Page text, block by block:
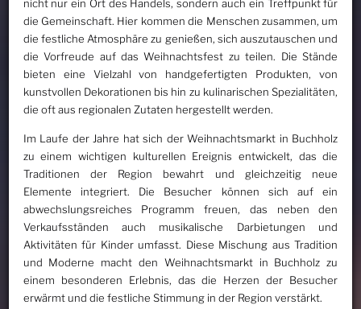
nicht nur ein Ort des Handels, sondern auch ein Treffpunkt für
die Gemeinschaft. Hier kommen die Menschen zusammen, um
die festliche Atmosphäre zu genießen, sich auszutauschen und
die Vorfreude auf das Weihnachtsfest zu teilen. Die Stände
bieten eine Vielzahl von handgefertigten Produkten, von
kunstvollen Dekorationen bis hin zu kulinarischen Spezialitäten,
die oft aus regionalen Zutaten hergestellt werden.
Im Laufe der Jahre hat sich der Weihnachtsmarkt in Buchholz
zu einem wichtigen kulturellen Ereignis entwickelt, das die
Traditionen der Region bewahrt und gleichzeitig neue
Elemente integriert. Die Besucher können sich auf ein
abwechslungsreiches Programm freuen, das neben den
Verkaufsständen auch musikalische Darbietungen und
Aktivitäten für Kinder umfasst. Diese Mischung aus Tradition
und Moderne macht den Weihnachtsmarkt in Buchholz zu
einem besonderen Erlebnis, das die Herzen der Besucher
erwärmt und die festliche Stimmung in der Region verstärkt.